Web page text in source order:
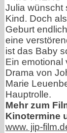
Julia wünscht
Kind. Doch
Geburt
eine
ist das Baby
Ein emotional
Drama von
Marie
Hauptrolle.
Mehr zum
Kinotermine
www. jip-